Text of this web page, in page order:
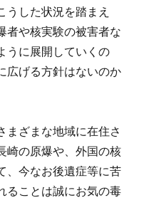
うした状況を踏まえ
者や核実験の被害者な
うに展開していくの
広げる方針はないのか
まざまな地域に在住さ
崎の原爆や、外国の核
、今なお後遺症等に苦
ることは誠にお気の毒